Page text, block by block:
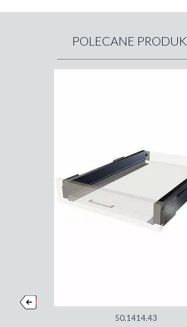
POLECANE
50.1414.43